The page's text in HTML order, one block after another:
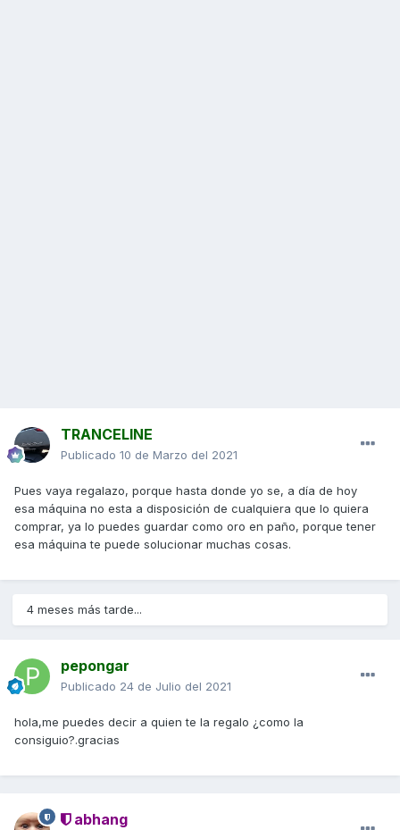
TRANCELINE
Publicado 10 de Marzo del 2021
Pues vaya regalazo, porque hasta donde yo se, a día de hoy
esa máquina no esta a disposición de cualquiera que lo quiera
comprar, ya lo puedes guardar como oro en paño, porque tener
esa máquina te puede solucionar muchas cosas.
4 meses más tarde...
pepongar
Publicado 24 de Julio del 2021
hola,me puedes decir a quien te la regalo ¿como la
consiguio?.gracias
abhang